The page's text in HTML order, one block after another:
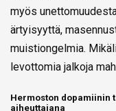
myös
ärtyisyyttä,
muistiongelmia.
levottomia jalkoja
Hermoston dopamiinin
aiheuttajana